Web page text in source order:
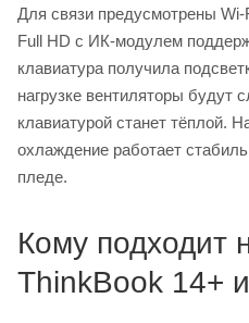
Для связи предусмотрены
Full HD с ИК-модулем
клавиатура получила
нагрузке вентиляторы будут
клавиатурой станет тёплой.
охлаждение работает
пледе.
Кому подходит
ThinkBook 14+